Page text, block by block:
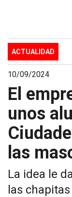
ACTUALIDAD
10/09/2024
El
unos
las
La idea le
las